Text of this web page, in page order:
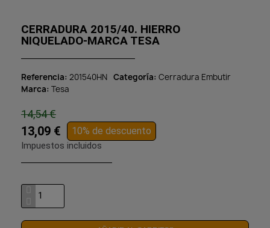
CERRADURA 2015/40. HIERRO
NIQUELADO-MARCA TESA
Referencia 201540HN Categoría Cerradura Embutir
Marca Tesa
14,54 €
13,09 € 10% de descuento
Impuestos incluidos